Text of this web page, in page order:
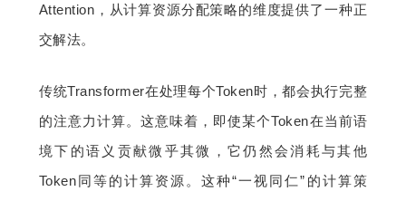
Attention，从计算资源分配策略的维度提供了一种正
交解法。
传统Transformer在处理每个Token时，都会执行完整
的注意力计算。这意味着，即使某个Token在当前语
境下的语义贡献微乎其微，它仍然会消耗与其他
Token同等的计算资源。这种“一视同仁”的计算策